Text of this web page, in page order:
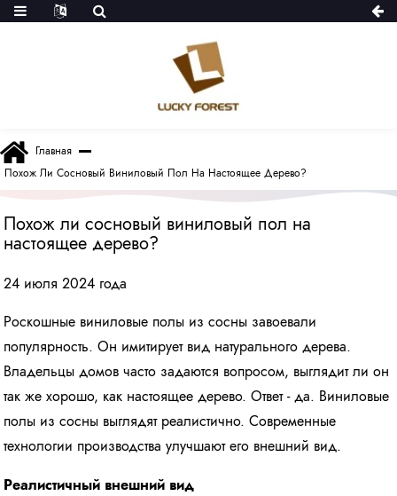
Главная
Похож Ли Сосновый Виниловый Пол На Настоящее Дерево?
Похож ли сосновый виниловый пол на
настоящее дерево?
24 июля 2024 года
Роскошные виниловые полы из сосны завоевали
популярность. Он имитирует вид натурального дерева.
Владельцы домов часто задаются вопросом, выглядит ли он
так же хорошо, как настоящее дерево. Ответ - да. Виниловые
полы из сосны выглядят реалистично. Современные
технологии производства улучшают его внешний вид.
Реалистичный внешний вид